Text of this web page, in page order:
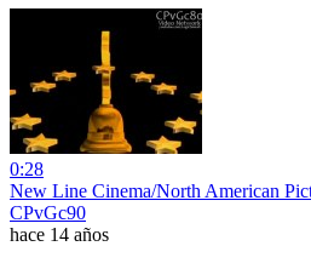
0:28
New Line Cinema/North American
CPvGc90
hace 14 años